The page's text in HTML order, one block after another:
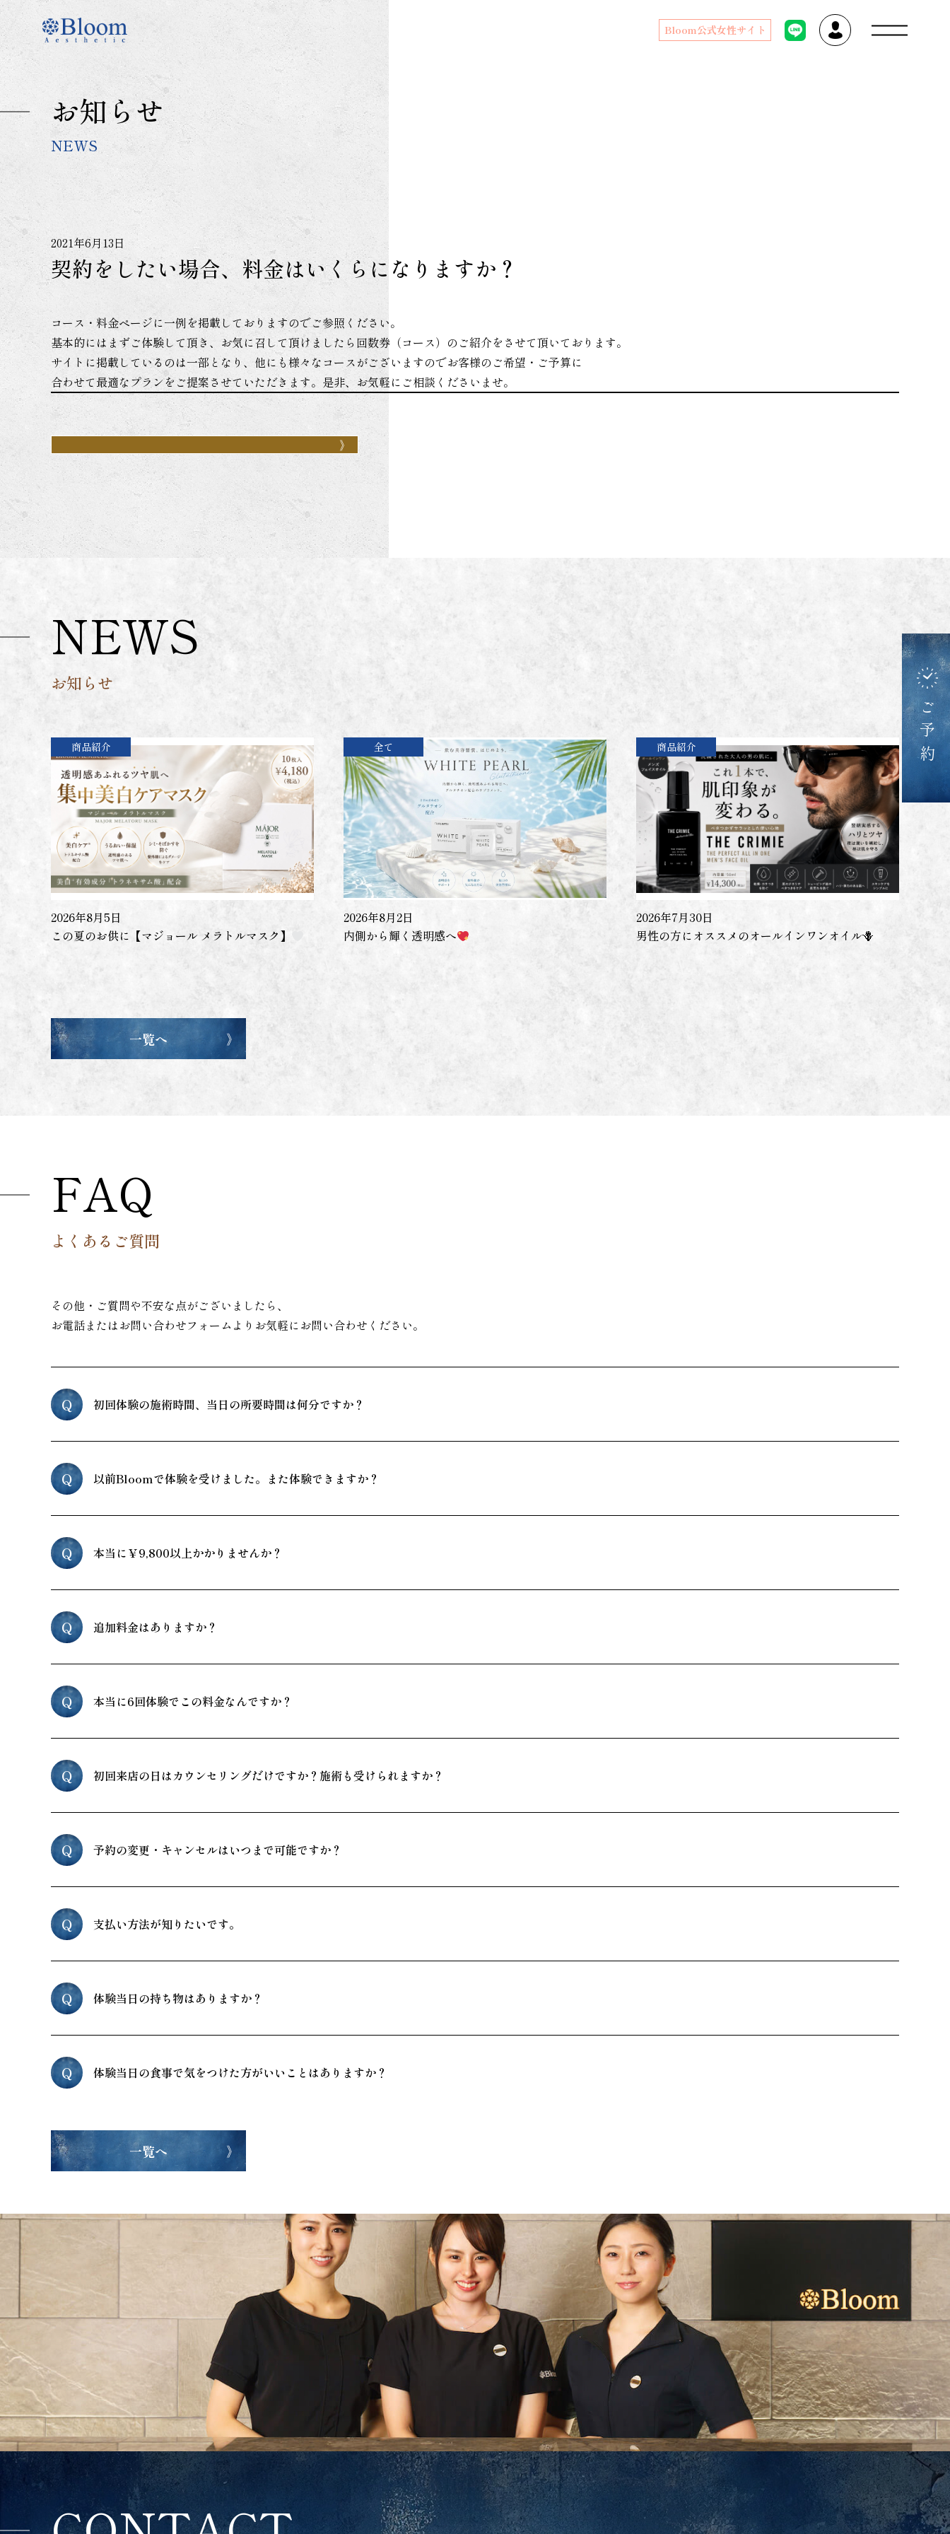
コ
ン
テ
ン
ツ
に
ス
Bloom公式女性サイト
お知らせ
NEWS
2021年6月13日
契約をしたい場合、料金はいくらになりますか？
コース・料金ページに一例を掲載しておりますのでご参照ください。
基本的にはまずご体験して頂き、お気に召して頂けましたら回数券（コース）のご紹介をさせて頂いております。
サイトに掲載しているのは一部となり、他にも様々なコースがございますのでお客様のご希望・ご予算に
合わせて最適なプランをご提案させていただきます。是非、お気軽にご相談くださいませ。
NEWS
お知らせ
商品紹介
2026年8月5日
この夏のお供に【マジョール メラトルマスク】
全て
2026年8月2日
内側から輝く透明感へ
商品紹介
2026年7月30日
男性の方にオススメのオールインワンオイル🪻
一覧へ
ご予約
FAQ
よくあるご質問
その他・ご質問や不安な点がございましたら、
お電話またはお問い合わせフォームよりお気軽にお問い合わせください。
Q 初回体験の施術時間、当日の所要時間は何分ですか？
Q 以前Bloomで体験を受けました。また体験できますか？
Q 本当に￥9,800以上かかりませんか？
Q 追加料金はありますか？
Q 本当に6回体験でこの料金なんですか？
Q 初回来店の日はカウンセリングだけですか？施術も受けられますか？
Q 予約の変更・キャンセルはいつまで可能ですか？
Q 支払い方法が知りたいです。
Q 体験当日の持ち物はありますか？
Q 体験当日の食事で気をつけた方がいいことはありますか？
一覧へ